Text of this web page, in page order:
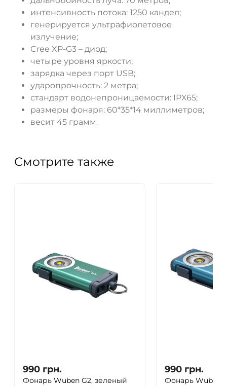
интенсивность потока: 1250 кандел;
генерируется ультрафиолетовое
излучение;
Cree XP-G3 – диод;
четыре уровня яркости;
зарядка через порт USB;
ударопрочность: 2 метра;
стандарт водонепроницаемости: IPX65;
размеры фонаря: 60*35*14 миллиметров;
весит 45 грамм.
Смотрите также
990 грн.
Фонарь Wuben G2, зеленый
990 грн.
Фонарь Wuben